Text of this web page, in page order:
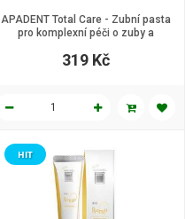
APADENT Total Care - Zubní pasta
pro komplexní péči o zuby a
319 Kč
HIT